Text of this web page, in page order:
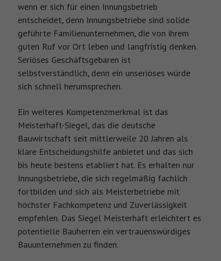
wenn er sich für einen Innungsbetrieb
entscheidet, denn Innungsbetriebe sind solide
geführte Familienunternehmen, die von ihrem
guten Ruf vor Ort leben und langfristig denken.
Seriöses Geschäftsgebaren ist
selbstverständlich, denn ein unseriöses würde
sich schnell herumsprechen.
Ein weiteres Kompetenzmerkmal ist das
Meisterhaft-Siegel, das die deutsche
Bauwirtschaft seit mittlerweile 20 Jahren als
klare Entscheidungshilfe anbietet und das sich
bis heute bestens etabliert hat. Es erhalten nur
Innungsbetriebe, die sich regelmäßig fachlich
fortbilden und sich als Meisterbetriebe mit
höchster Fachkompetenz und Zuverlässigkeit
empfehlen. Das Siegel Meisterhaft erleichtert es
potentielle Bauherren ein vertrauenswürdiges
Bauunternehmen zu finden.